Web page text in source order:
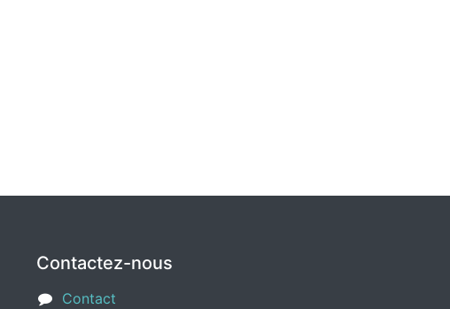
Contactez-nous
Contact